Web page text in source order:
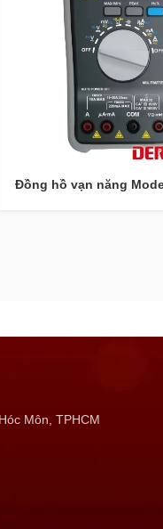
Đồng hồ vạn năng
Môn, TPHCM